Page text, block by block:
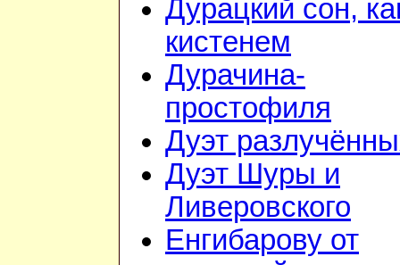
Дурацкий сон,
кистенем
Дурачина-
простофиля
Дуэт
Дуэт Шуры и
Ливеровского
Енгибарову от